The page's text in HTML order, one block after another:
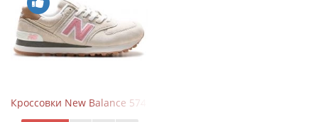
Кроссовки New Balance 574 Power Beige Pink